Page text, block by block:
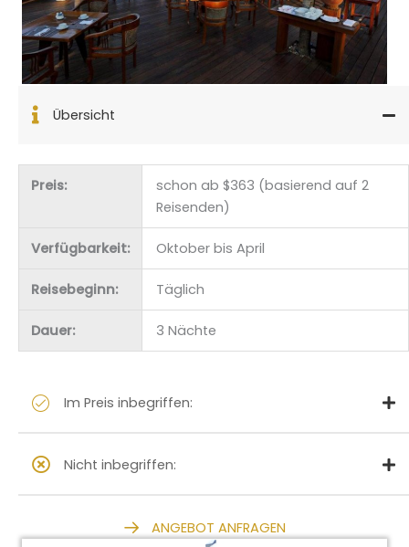
Übersicht
Preis:
schon ab $363 (basierend auf 2
Reisenden)
Verfügbarkeit: Oktober bis April
Reisebeginn: Täglich
Dauer: 3 Nächte
Im Preis inbegriffen:
Nicht inbegriffen:
ANGEBOT ANFRAGEN